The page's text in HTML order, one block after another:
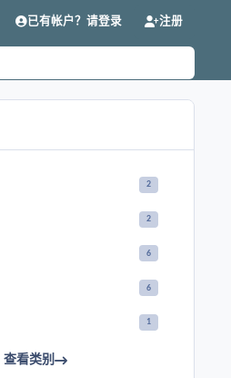
已有帐户？请登录 注册
2
2
6
6
1
查看类别